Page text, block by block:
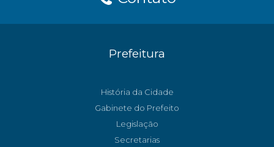
Prefeitura
História da Cidade
Gabinete do Prefeito
Legislação
Secretarias